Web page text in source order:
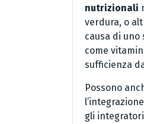
nutrizionali
verdura, o
causa di
come
sufficienza
Possono
gli